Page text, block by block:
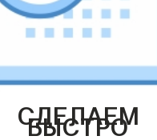
СДЕЛАЕМ
БЫСТРО